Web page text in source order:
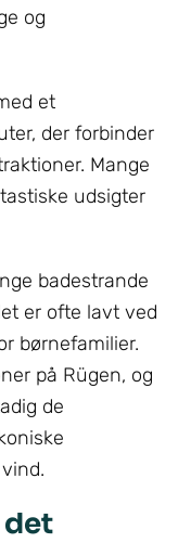
og
et
der forbinder
Mange
udsigter
badestrande
er ofte lavt ved
børnefamilier.
på Rügen, og
de
det